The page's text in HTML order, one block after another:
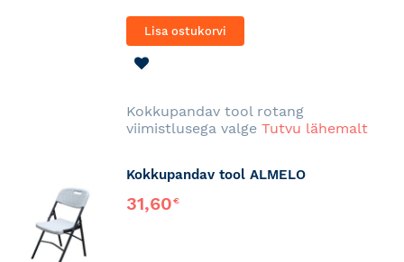
Lisa ostukorvi
Kokkupandav tool rotang
viimistlusega valge Tutvu lähemalt
Kokkupandav tool ALMELO
31,60€